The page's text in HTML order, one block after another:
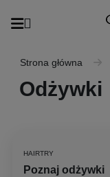
Strona główna
Odżywki
HAIRTRY
Poznaj odżywki